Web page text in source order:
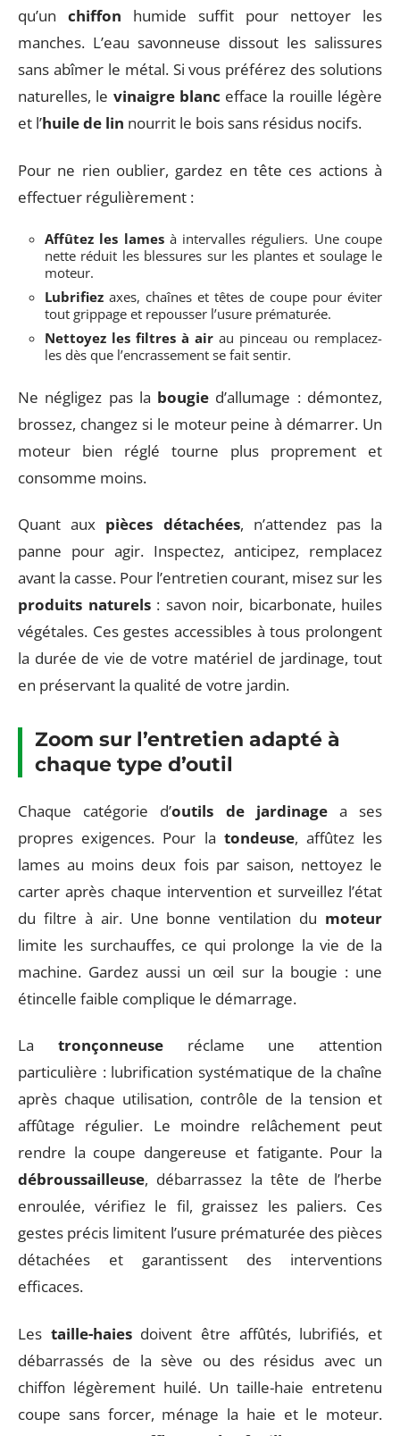
qu’un chiffon humide suffit pour nettoyer les
manches. L’eau savonneuse dissout les salissures
sans abîmer le métal. Si vous préférez des solutions
naturelles, le vinaigre blanc efface la rouille légère
et l’huile de lin nourrit le bois sans résidus nocifs.
Pour ne rien oublier, gardez en tête ces actions à
effectuer régulièrement :
Affûtez les lamesà intervalles réguliers. Une coupe
nette réduit les blessures sur les plantes et soulage le
moteur.
Lubrifiez axes, chaînes et têtes de coupe pour éviter
tout grippage et repousser l’usure prématurée.
Nettoyez les filtres à air au pinceau ou remplacez-
les dès que l’encrassement se fait sentir.
Ne négligez pas la bougie d’allumage : démontez,
brossez, changez si le moteur peine à démarrer. Un
moteur bien réglé tourne plus proprement et
consomme moins.
Quant aux pièces détachées, n’attendez pas la
panne pour agir. Inspectez, anticipez, remplacez
avant la casse. Pour l’entretien courant, misez sur les
produits naturels: savon noir, bicarbonate, huiles
végétales. Ces gestes accessibles à tous prolongent
la durée de vie de votre matériel de jardinage, tout
en préservant la qualité de votre jardin.
Zoom sur l’entretien adapté à
chaque type d’outil
Chaque catégorie d’outils de jardinagea ses
propres exigences. Pour la tondeuse, affûtez les
lames au moins deux fois par saison, nettoyez le
carter après chaque intervention et surveillez l’état
du filtre à air. Une bonne ventilation du moteur
limite les surchauffes, ce qui prolonge la vie de la
machine. Gardez aussi un œil sur la bougie : une
étincelle faible complique le démarrage.
La tronçonneuseréclame une attention
particulière : lubrification systématique de la chaîne
après chaque utilisation, contrôle de la tension et
affûtage régulier. Le moindre relâchement peut
rendre la coupe dangereuse et fatigante. Pour la
débroussailleuse, débarrassez la tête de l’herbe
enroulée, vérifiez le fil, graissez les paliers. Ces
gestes précis limitent l’usure prématurée des pièces
détachées et garantissent des interventions
efficaces.
Les taille-haiesdoivent être affûtés, lubrifiés, et
débarrassés de la sève ou des résidus avec un
chiffon légèrement huilé. Un taille-haie entretenu
coupe sans forcer, ménage la haie et le moteur.